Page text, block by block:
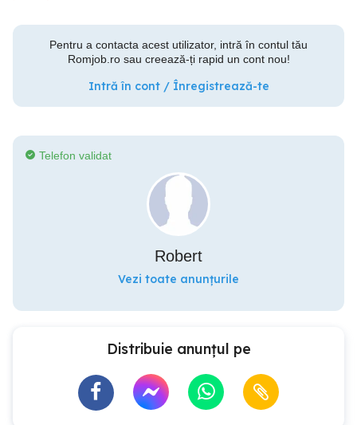
Pentru a contacta acest utilizator, intră în contul tău
Romjob.ro sau creează-ți rapid un cont nou!
Intră în cont / Înregistrează-te
Telefon validat
Robert
Vezi toate anunțurile
Distribuie anunțul pe